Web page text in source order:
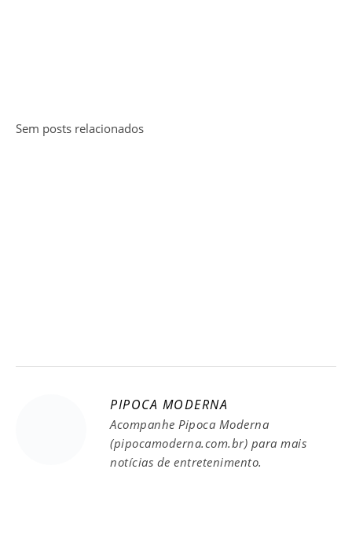
Sem posts relacionados
PIPOCA MODERNA
Acompanhe Pipoca Moderna
(pipocamoderna.com.br) para mais
notícias de entretenimento.